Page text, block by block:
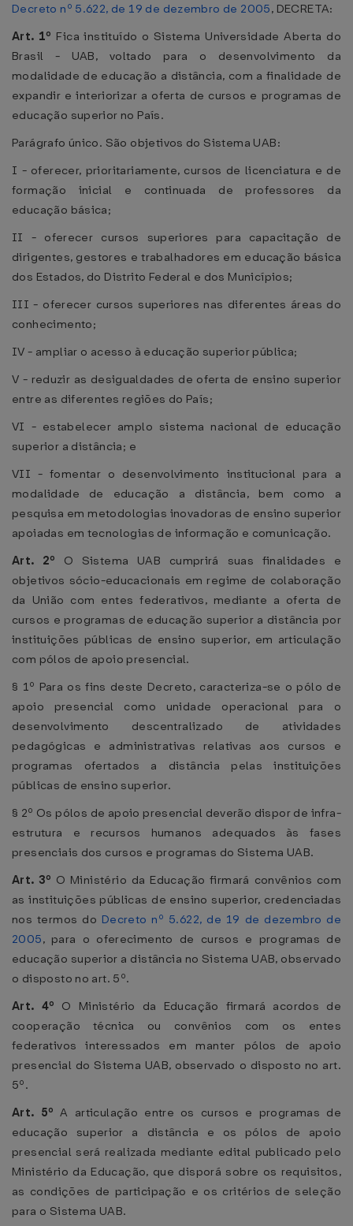
Decreto nº 5.622, de 19 de dezembro de 2005, DECRETA:
Art. 1º Fica instituído o Sistema Universidade Aberta do
Brasil - UAB, voltado para o desenvolvimento da
modalidade de educação a distância, com a finalidade de
expandir e interiorizar a oferta de cursos e programas de
educação superior no País.
Parágrafo único. São objetivos do Sistema UAB:
I - oferecer, prioritariamente, cursos de licenciatura e de
formação inicial e continuada de professores da
educação básica;
II - oferecer cursos superiores para capacitação de
dirigentes, gestores e trabalhadores em educação básica
dos Estados, do Distrito Federal e dos Municípios;
III - oferecer cursos superiores nas diferentes áreas do
conhecimento;
IV - ampliar o acesso à educação superior pública;
V - reduzir as desigualdades de oferta de ensino superior
entre as diferentes regiões do País;
VI - estabelecer amplo sistema nacional de educação
superior a distância; e
VII - fomentar o desenvolvimento institucional para a
modalidade de educação a distância, bem como a
pesquisa em metodologias inovadoras de ensino superior
apoiadas em tecnologias de informação e comunicação.
Art. 2º O Sistema UAB cumprirá suas finalidades e
objetivos sócio-educacionais em regime de colaboração
da União com entes federativos, mediante a oferta de
cursos e programas de educação superior a distância por
instituições públicas de ensino superior, em articulação
com pólos de apoio presencial.
§ 1º Para os fins deste Decreto, caracteriza-se o pólo de
apoio presencial como unidade operacional para o
desenvolvimento descentralizado de atividades
pedagógicas e administrativas relativas aos cursos e
programas ofertados a distância pelas instituições
públicas de ensino superior.
§ 2º Os pólos de apoio presencial deverão dispor de infra-
estrutura e recursos humanos adequados às fases
presenciais dos cursos e programas do Sistema UAB.
Art. 3º O Ministério da Educação firmará convênios com
as instituições públicas de ensino superior, credenciadas
nos termos do Decreto nº 5.622, de 19 de dezembro de
2005, para o oferecimento de cursos e programas de
educação superior a distância no Sistema UAB, observado
o disposto no art. 5º.
Art. 4º O Ministério da Educação firmará acordos de
cooperação técnica ou convênios com os entes
federativos interessados em manter pólos de apoio
presencial do Sistema UAB, observado o disposto no art.
5º.
Art. 5ºA articulação entre os cursos e programas de
educação superior a distância e os pólos de apoio
presencial será realizada mediante edital publicado pelo
Ministério da Educação, que disporá sobre os requisitos,
as condições de participação e os critérios de seleção
para o Sistema UAB.